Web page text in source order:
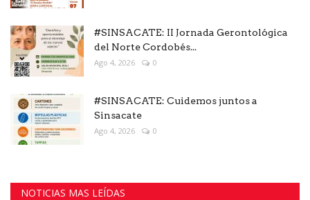
#SINSACATE: II Jornada Gerontológica
del Norte Cordobés...
Ago 4, 2026 0
#SINSACATE: Cuidemos juntos a
Sinsacate
Ago 4, 2026 0
NOTICIAS MAS LEÍDAS